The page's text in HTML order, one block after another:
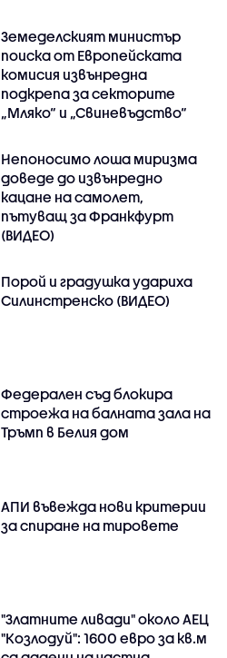
Земеделският министър
поиска от Европейската
комисия извънредна
подкрепа за секторите
„Мляко“ и „Свиневъдство“
Непоносимо лоша миризма
доведе до извънредно
кацане на самолет,
пътуващ за Франкфурт
(ВИДЕО)
Порой и градушка удариха
Силинстренско (ВИДЕО)
Федерален съд блокира
строежа на балната зала на
Тръмп в Белия дом
АПИ въвежда нови критерии
за спиране на тировете
"Златните ливади" около АЕЦ
"Козлодуй": 1600 евро за кв.м